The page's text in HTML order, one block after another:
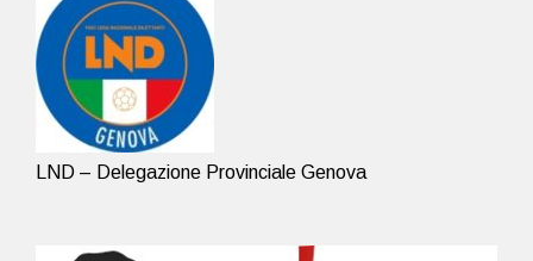
LND – Delegazione Provinciale Genova